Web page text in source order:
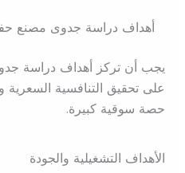
أهداف دراسة جدوى مصنع
يجب أن تركز أهداف دراسة
على تحقيق التنافسية السعرية
حصة سوقية كبيرة.
الأهداف التشغيلية والجودة